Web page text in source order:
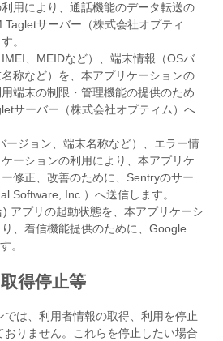
用により、通話機能のデータ転送の
Tagletサーバー（株式会社オプティ
。
、MEIDなど）、端末情報（OSバ
称など）を、本アプリケーションの
端末の制限・管理機能の提供のため
サーバー（株式会社オプティム）へ
ージョン、端末名称など）、エラー情
ーションの利用により、本アプリケ
修正、改善のために、Sentryのサー
Software, Inc.）へ送信します。
アプリの起動状態を、本アプリケーシ
、着信機能提供のために、Google
。
得停止等
は、利用者情報の取得、利用を停止
おりません。これらを停止したい場合